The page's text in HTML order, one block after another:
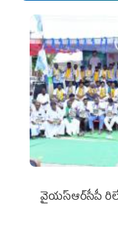
వైయ‌స్ఆర్‌సీపీ రిలే